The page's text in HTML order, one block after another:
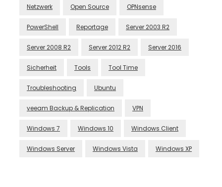
Netzwerk Open Source OPNsense
PowerShell Reportage Server 2003 R2
Server 2008 R2 Server 2012 R2 Server 2016
Sicherheit Tools Tool Time
Troubleshooting Ubuntu
veeam Backup & Replication VPN
Windows 7 Windows 10 Windows Client
Windows Server Windows Vista Windows XP